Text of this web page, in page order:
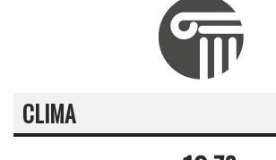
CLIMA